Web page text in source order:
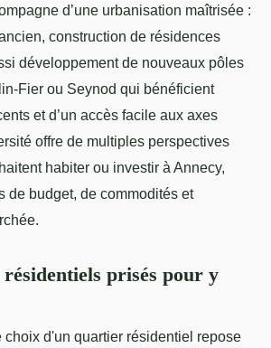
d’une urbanisation maîtrisée :
construction de résidences
développement de nouveaux pôles
Fier ou Seynod qui bénéficient
et d’un accès facile aux axes
offre de multiples perspectives
habiter ou investir à Annecy,
de budget, de commodités et
prisés pour y
choix d'un quartier résidentiel repose